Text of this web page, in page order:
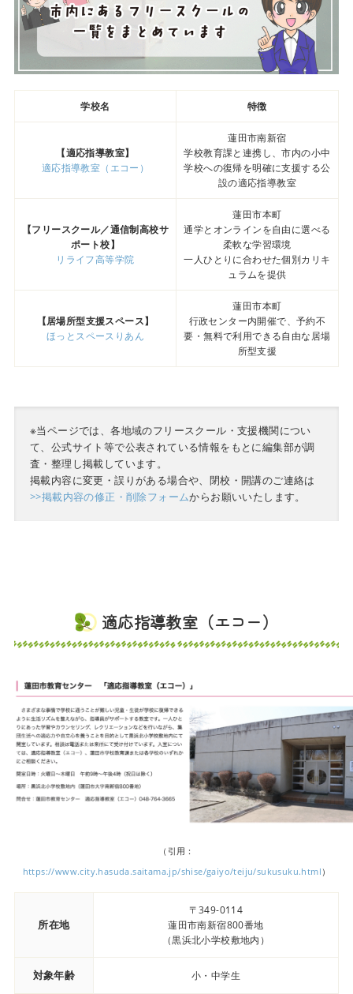
学校名 特徴
【適応指導教室】
適応指導教室（エコー）
蓮田市南新宿
学校教育課と連携し、市内の小中
学校への復帰を明確に支援する公
設の適応指導教室
【フリースクール／通信制高校サ
ポート校】
リライフ高等学院
蓮田市本町
通学とオンラインを自由に選べる
柔軟な学習環境
一人ひとりに合わせた個別カリキ
ュラムを提供
【居場所型支援スペース】
ほっとスペースりあん
蓮田市本町
行政センター内開催で、予約不
要・無料で利用できる自由な居場
所型支援
※当ページでは、各地域のフリースクール・支援機関につい
て、公式サイト等で公表されている情報をもとに編集部が調
査・整理し掲載しています。
掲載内容に変更・誤りがある場合や、閉校・開講のご連絡は
>>掲載内容の修正・削除フォームからお願いいたします。
適応指導教室（エコー）
（引用：
https://www.city.hasuda.saitama.jp/shise/gaiyo/teiju/sukusuku.html ）
所在地
〒349-0114
蓮田市南新宿800番地
（黒浜北小学校敷地内）
対象年齢 小・中学生